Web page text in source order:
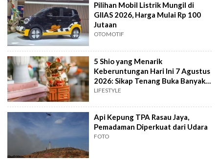
Pilihan Mobil Listrik Mungil di
GIIAS 2026, Harga Mulai Rp 100
Jutaan
OTOMOTIF
5 Shio yang Menarik
Keberuntungan Hari Ini 7 Agustus
2026: Sikap Tenang Buka Banyak
Peluang
LIFESTYLE
Api Kepung TPA Rasau Jaya,
Pemadaman Diperkuat dari Udara
FOTO